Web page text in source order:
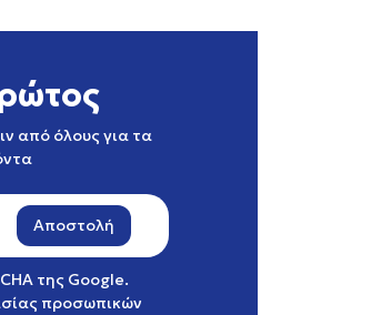
από όλους για τα
Αποστολή
της Google.
προσωπικών